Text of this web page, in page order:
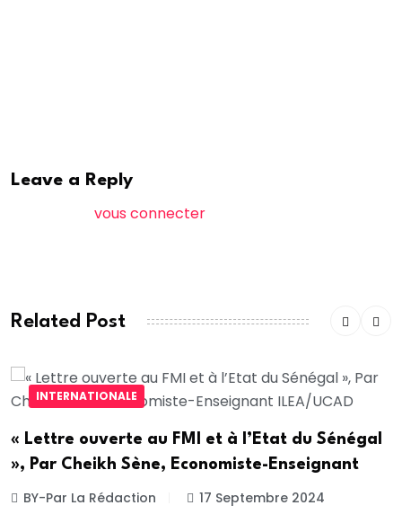
Leave a Reply
vous connecter
Related Post
INTERNATIONALE
« Lettre ouverte au FMI et à l’Etat du Sénégal
», Par Cheikh Sène, Economiste-Enseignant
BY-Par La Rédaction 17 Septembre 2024